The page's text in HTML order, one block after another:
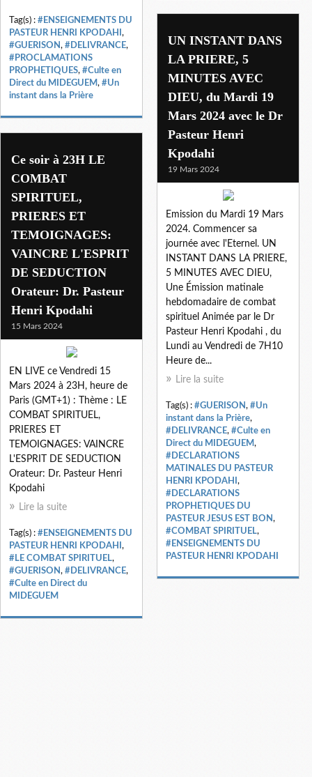
Tag(s) : #ENSEIGNEMENTS DU
PASTEUR HENRI KPODAHI ,
#GUERISON, #DELIVRANCE,
#PROCLAMATIONS
PROPHETIQUES, #Culte en
Direct du MIDEGUEM, #Un
instant dans la Prière
UN INSTANT DANS
LA PRIERE, 5
MINUTES AVEC
DIEU, du Mardi 19
Mars 2024 avec le Dr
Pasteur Henri
Kpodahi
19 Mars 2024
Emission du Mardi 19 Mars
2024. Commencer sa
journée avec l'Eternel. UN
INSTANT DANS LA PRIERE,
5 MINUTES AVEC DIEU,
Une Émission matinale
hebdomadaire de combat
spirituel Animée par le Dr
Pasteur Henri Kpodahi , du
Lundi au Vendredi de 7H10
Heure de...
Lire la suite
Tag(s) : #GUERISON, #Un
instant dans la Prière,
#DELIVRANCE, #Culte en
Direct du MIDEGUEM,
#DECLARATIONS
MATINALES DU PASTEUR
HENRI KPODAHI ,
#DECLARATIONS
PROPHETIQUES DU
PASTEUR JESUS EST BON,
#COMBAT SPIRITUEL,
#ENSEIGNEMENTS DU
PASTEUR HENRI KPODAHI
Ce soir à 23H LE
COMBAT
SPIRITUEL,
PRIERES ET
TEMOIGNAGES:
VAINCRE L'ESPRIT
DE SEDUCTION
Orateur: Dr. Pasteur
Henri Kpodahi
15 Mars 2024
EN LIVE ce Vendredi 15
Mars 2024 à 23H, heure de
Paris (GMT+1) : Thème : LE
COMBAT SPIRITUEL,
PRIERES ET
TEMOIGNAGES: VAINCRE
L'ESPRIT DE SEDUCTION
Orateur: Dr. Pasteur Henri
Kpodahi
Lire la suite
Tag(s) : #ENSEIGNEMENTS DU
PASTEUR HENRI KPODAHI ,
#LE COMBAT SPIRITUEL,
#GUERISON, #DELIVRANCE,
#Culte en Direct du
MIDEGUEM